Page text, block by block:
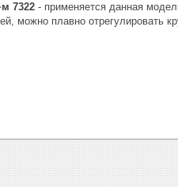
7322 - применяется данная
можно плавно отрегулировать